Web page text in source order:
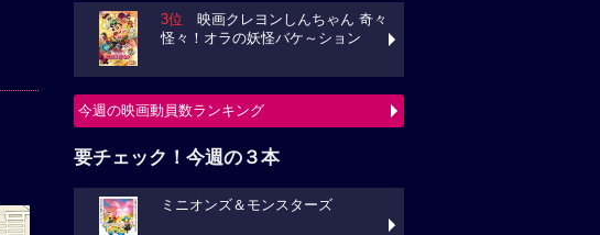
3位 映画クレヨンしんちゃん 奇々
怪々！オラの妖怪バケ～ション
今週の映画動員数ランキング
要チェック！今週の３本
ミニオンズ＆モンスターズ